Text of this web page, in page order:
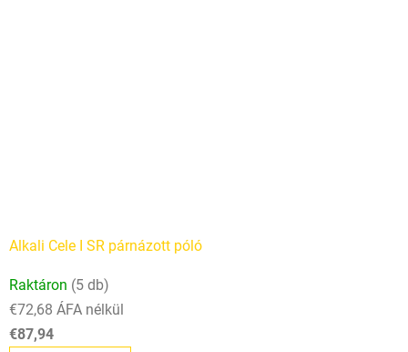
Alkali Cele I SR párnázott póló
Raktáron (5 db)
€72,68 ÁFA nélkül
€87,94